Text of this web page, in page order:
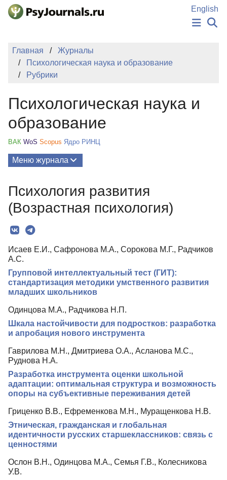
Перейти к основному содержанию
English
НОВОСТИ
ИЗДАНИЯ
АВТОРЫ
КЛЮЧЕВЫЕ СЛОВА
Главная
Журналы
Психологическая наука и образование
Рубрики
Психологическая наука и
образование
ВАК WoS Scopus Ядро РИНЦ
Меню журнала
Миссия
Редколлегия
Редакционная политика
Индексирование
Для авторов
Рубрики
Препринты
Контакты
Психология развития
(Возрастная психология)
Исаев Е.И., Сафронова М.А., Сорокова М.Г., Радчиков
А.С.
Групповой интеллектуальный тест (ГИТ):
стандартизация методики умственного развития
младших школьников
Одинцова М.А., Радчикова Н.П.
Шкала настойчивости для подростков: разработка
и апробация нового инструмента
Гаврилова М.Н., Дмитриева О.А., Асланова М.С.,
Руднова Н.А.
Разработка инструмента оценки школьной
адаптации: оптимальная структура и возможность
опоры на субъективные переживания детей
Гриценко В.В., Ефременкова М.Н., Муращенкова Н.В.
Этническая, гражданская и глобальная
идентичности русских старшеклассников: связь с
ценностями
Ослон В.Н., Одинцова М.А., Семья Г.В., Колесникова
У.В.